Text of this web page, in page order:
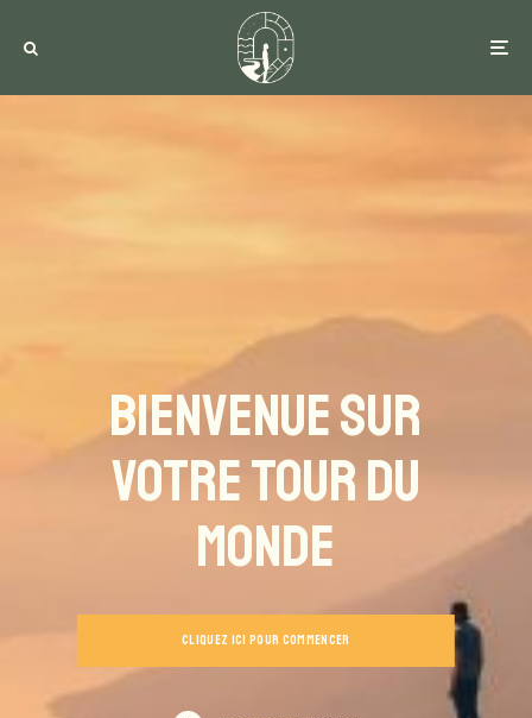
Bienvenue sur
Votre Tour Du
Monde
CLIQUEZ ICI POUR COMMENCER